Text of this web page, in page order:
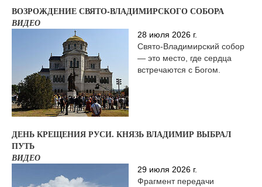
ВОЗРОЖДЕНИЕ СВЯТО-ВЛАДИМИРСКОГО СОБОРА
ВИДЕО
28 июля 2026 г.
Свято-Владимирский собор
— это место, где сердца
встречаются с Богом.
ДЕНЬ КРЕЩЕНИЯ РУСИ. КНЯЗЬ ВЛАДИМИР ВЫБРАЛ
ПУТЬ
ВИДЕО
29 июля 2026 г.
Фрагмент передачи